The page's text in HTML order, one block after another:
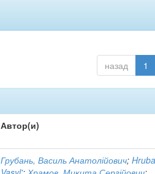
назад 1
Автор(и)
Грубань, Василь Анатолійович;